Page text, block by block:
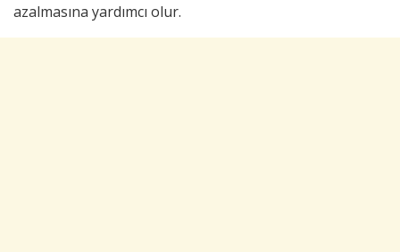
azalmasına yardımcı olur.